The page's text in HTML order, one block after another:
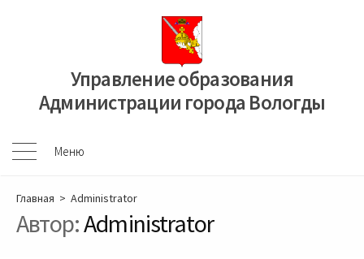
Управление образования
Администрации города Вологды
Меню
Меню
Главная > Administrator
Автор:Administrator